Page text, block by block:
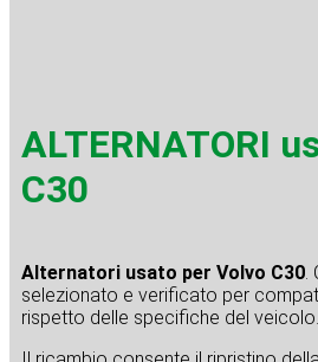
ALTERNATORI
C30
Alternatori usato per Volvo C30.
selezionato e verificato per
rispetto delle specifiche del veicolo.